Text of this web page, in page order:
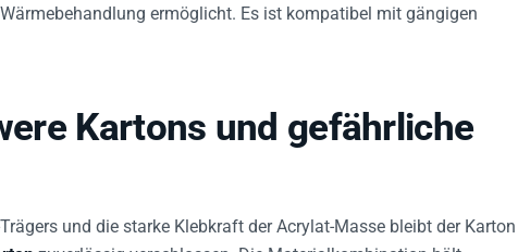
ermöglicht. Es ist kompatibel mit gängigen
Kartons und gefährliche
und die starke Klebkraft der Acrylat-Masse bleibt der Karton